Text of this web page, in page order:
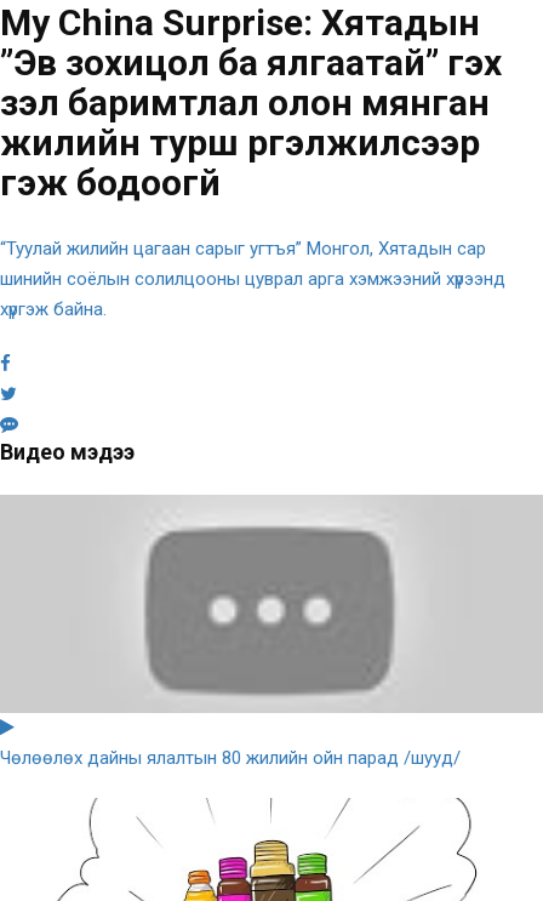
My China Surprise: Хятадын
”Эв зохицол ба ялгаатай” гэх
үзэл баримтлал олон мянган
жилийн турш үргэлжилсээр
гэж бодоогүй
“Туулай жилийн цагаан сарыг угтъя” Монгол, Хятадын сар
шинийн соёлын солилцооны цуврал арга хэмжээний хүрээнд
хүргэж байна.
Видео мэдээ
Чөлөөлөх дайны ялалтын 80 жилийн ойн парад /шууд/